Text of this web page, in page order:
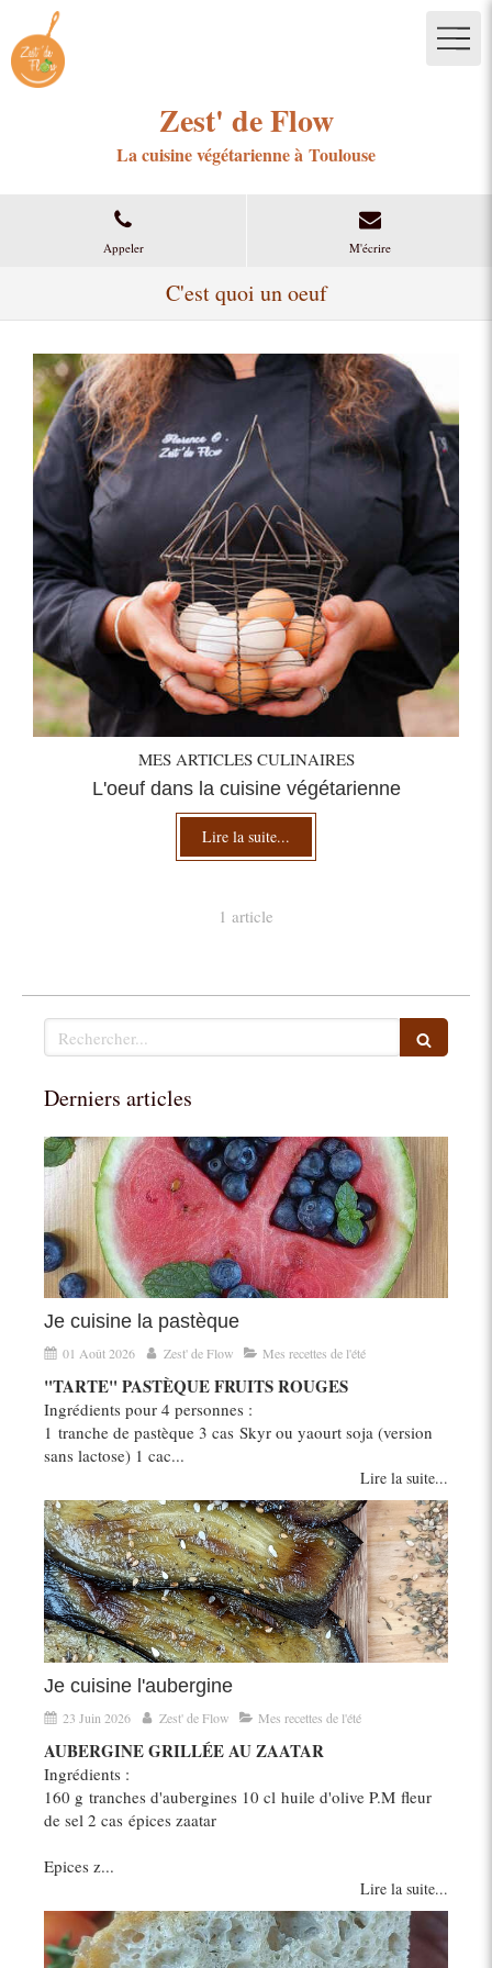
Zest' de Flow
La cuisine végétarienne à Toulouse
Appeler M'écrire
C'est quoi un oeuf
MES ARTICLES CULINAIRES
L'oeuf dans la cuisine végétarienne
Lire la suite...
1 article
Rechercher
Derniers articles
Je cuisine la pastèque
01 Août 2026 Zest' de Flow Mes recettes de l'été
"TARTE" PASTÈQUE FRUITS ROUGES
Ingrédients pour 4 personnes :
1 tranche de pastèque 3 cas Skyr ou yaourt soja (version
sans lactose) 1 cac...
Lire la suite...
Je cuisine l'aubergine
23 Juin 2026 Zest' de Flow Mes recettes de l'été
AUBERGINE GRILLÉE AU ZAATAR
Ingrédients :
160 g tranches d'aubergines 10 cl huile d'olive P.M fleur
de sel 2 cas épices zaatar
Epices z...
Lire la suite...